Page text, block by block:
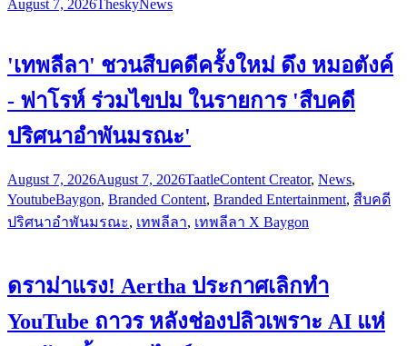
August 7, 2026TheskyNews
'เทพลีลา' ชวนสืบคดีครั้งใหม่ ดึง หมอตังค์
- ฟาโรห์ ร่วมไขปม ในรายการ 'สืบคดี
ปริศนาอำพันมรณะ'
August 7, 2026August 7, 2026TaatleContent Creator, News,
YoutubeBaygon, Branded Content, Branded Entertainment, สืบคดี
ปริศนาอำพันมรณะ, เทพลีลา, เทพลีลา X Baygon
ดราม่าแรง! Aertha ประกาศเลิกทำ
YouTube ถาวร หลังช่องปลิวเพราะ AI แห่